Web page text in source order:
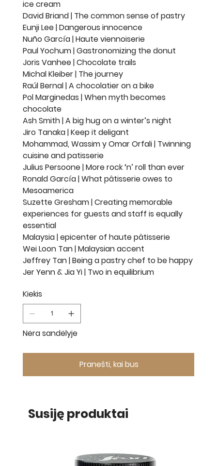
Susiję produktai
ice cream
David Briand | The common sense of pastry
Eunji Lee | Dangerous innocence
Nuño García | Haute viennoiserie
Paul Yochum | Gastronomizing the donut
Joris Vanhee | Chocolate trails
Michal Kleiber | The journey
Raúl Bernal | A chocolatier on a bike
Pol Marginedas | When myth becomes
chocolate
Ash Smith | A big hug on a winter’s night
Jiro Tanaka | Keep it deligant
Mohammad, Wassim y Omar Orfali | Twinning
cuisine and patisserie
Julius Persoone | More rock ‘n’ roll than ever
Ronald García | What pâtisserie owes to
Mesoamerica
Suzette Gresham | Creating memorable
experiences for guests and staff is equally
essential
Malaysia | epicenter of haute pâtisserie
Wei Loon Tan | Malaysian accent
Jeffrey Tan | Being a pastry chef to be happy
Jer Yenn & Jia Yi | Two in equilibrium
Kiekis
Nėra sandėlyje
Pranešti, kai bus